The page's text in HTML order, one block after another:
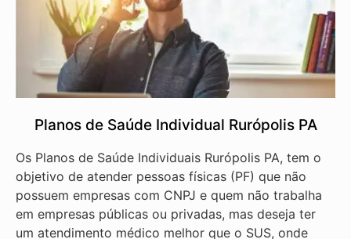
Planos de Saúde Individual Rurópolis PA
Os Planos de Saúde Individuais Rurópolis PA, tem o
objetivo de atender pessoas físicas (PF) que não
possuem empresas com CNPJ e quem não trabalha
em empresas públicas ou privadas, mas deseja ter
um atendimento médico melhor que o SUS, onde